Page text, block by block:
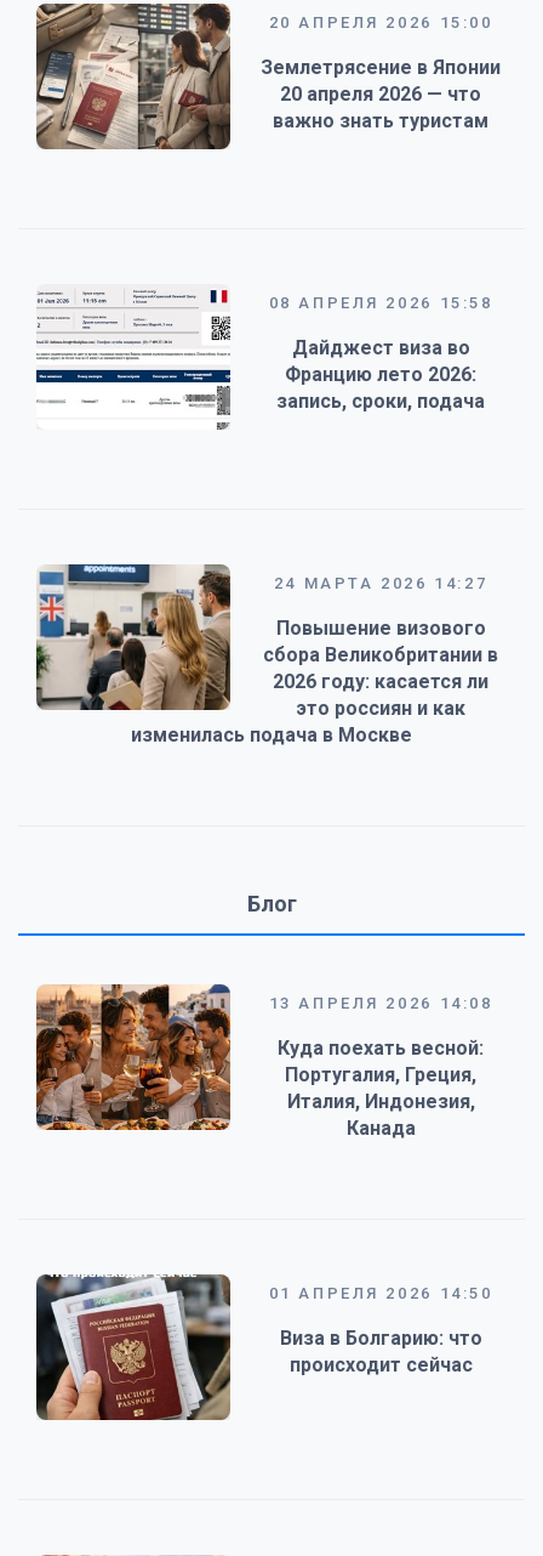
20 АПРЕЛЯ 2026 15:00
Землетрясение в Японии
20 апреля 2026 — что
важно знать туристам
08 АПРЕЛЯ 2026 15:58
Дайджест виза во
Францию лето 2026:
запись, сроки, подача
24 МАРТА 2026 14:27
Повышение визового
сбора Великобритании в
2026 году: касается ли
это россиян и как
изменилась подача в Москве
Блог
13 АПРЕЛЯ 2026 14:08
Куда поехать весной:
Португалия, Греция,
Италия, Индонезия,
Канада
01 АПРЕЛЯ 2026 14:50
Виза в Болгарию: что
происходит сейчас